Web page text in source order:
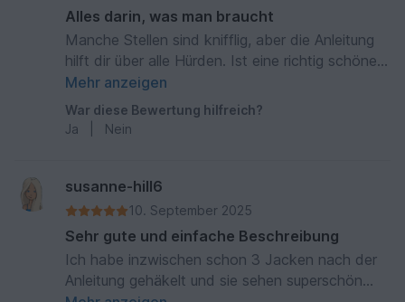
Alles darin, was man braucht
Manche Stellen sind knifflig, aber die Anleitung
hilft dir über alle Hürden. Ist eine richtig schöne
Jacke geworden, die ich gerne anziehe
Mehr anzeigen
War diese Bewertung hilfreich?
Ja
Nein
susanne-hill6
10. September 2025
Sehr gute und einfache Beschreibung
Ich habe inzwischen schon 3 Jacken nach der
Anleitung gehäkelt und sie sehen superschön